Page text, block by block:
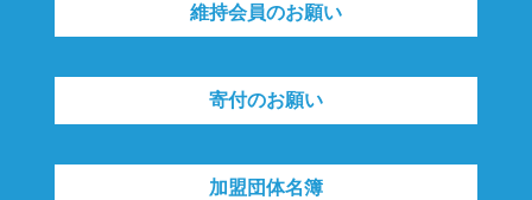
維持会員のお願い
寄付のお願い
加盟団体名簿